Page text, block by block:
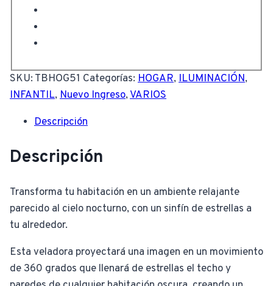
SKU: TBHOG51 Categorías: HOGAR, ILUMINACIÓN,
INFANTIL, Nuevo Ingreso,VARIOS
Descripción
Descripción
Transforma tu habitación en un ambiente relajante
parecido al cielo nocturno, con un sinfín de estrellas a
tu alrededor.
Esta veladora proyectará una imagen en un movimiento
de 360 grados que llenará de estrellas el techo y